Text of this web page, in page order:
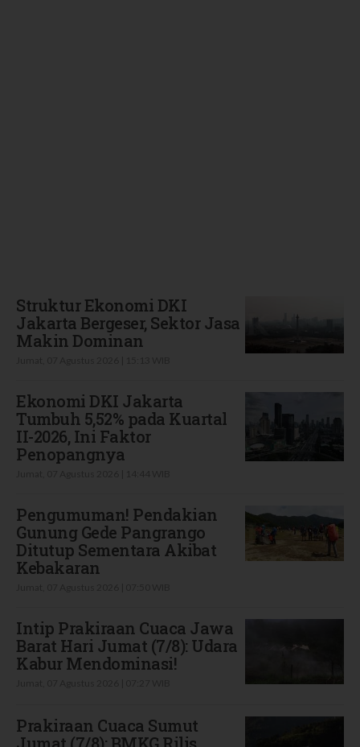
Struktur Ekonomi DKI
Jakarta Bergeser, Sektor Jasa
Makin Dominan
Ekonomi DKI Jakarta
Tumbuh 5,52% pada Kuartal
II-2026, Ini Faktor
Penopangnya
Pengumuman! Pendakian
Gunung Gede Pangrango
Ditutup Sementara Akibat
Kebakaran
Intip Prakiraan Cuaca Jawa
Barat Hari Jumat (7/8): Udara
Kabur Mendominasi!
Prakiraan Cuaca Sumut